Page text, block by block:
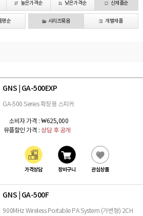
높은가격순 낮은가격순 신제품순
명순 시리즈묶음 개별제품
GNS GA-500EXP
GA-500 Series 확장용 스피커
소비자 가격 : ₩625,000
뮤플할인 가격 : 상담 후 공개
가격상담 장바구니 관심상품
GNS GA-500F
900MHz Wireless Portable PA System (가변형) 2CH